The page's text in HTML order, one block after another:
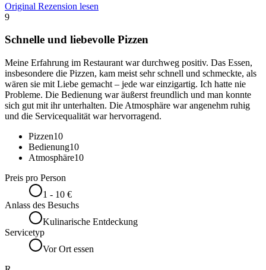
Original Rezension lesen
9
Schnelle und liebevolle Pizzen
Meine Erfahrung im Restaurant war durchweg positiv. Das Essen,
insbesondere die Pizzen, kam meist sehr schnell und schmeckte, als
wären sie mit Liebe gemacht – jede war einzigartig. Ich hatte nie
Probleme. Die Bedienung war äußerst freundlich und man konnte
sich gut mit ihr unterhalten. Die Atmosphäre war angenehm ruhig
und die Servicequalität war hervorragend.
Pizzen10
Bedienung10
Atmosphäre10
Preis pro Person
1 - 10 €
Anlass des Besuchs
Kulinarische Entdeckung
Servicetyp
Vor Ort essen